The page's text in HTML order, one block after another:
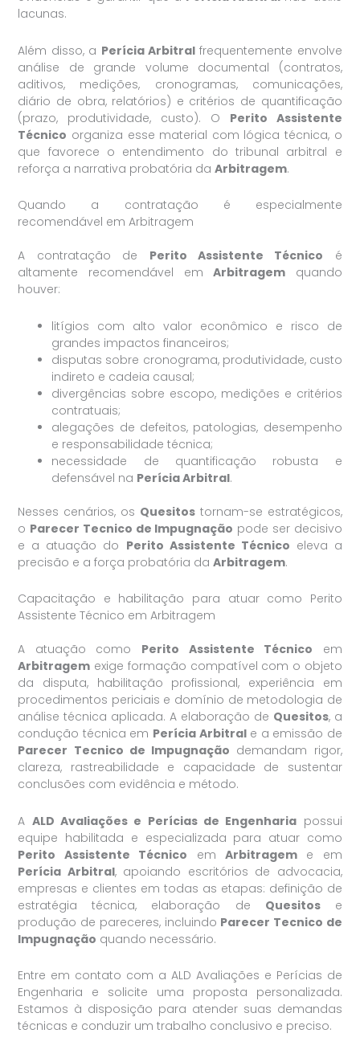
lacunas.
Além disso, a Perícia Arbitralfrequentemente envolve
análise de grande volume documental (contratos,
aditivos, medições, cronogramas, comunicações,
diário de obra, relatórios) e critérios de quantificação
(prazo, produtividade, custo). O Perito Assistente
Técnico organiza esse material com lógica técnica, o
que favorece o entendimento do tribunal arbitral e
reforça a narrativa probatória daArbitragem.
Quando a contratação é especialmente
recomendável em Arbitragem
A contratação de Perito Assistente Técnico é
altamente recomendável emArbitragem quando
houver:
litígios com alto valor econômico e risco de
grandes impactos financeiros;
disputas sobre cronograma, produtividade, custo
indireto e cadeia causal;
divergências sobre escopo, medições e critérios
contratuais;
alegações de defeitos, patologias, desempenho
e responsabilidade técnica;
necessidade de quantificação robusta e
defensável na Perícia Arbitral.
Nesses cenários, os Quesitostornam-se estratégicos,
o Parecer Tecnico de Impugnação pode ser decisivo
e a atuação do Perito Assistente Técnico eleva a
precisão e a força probatória daArbitragem.
Capacitação e habilitação para atuar como Perito
Assistente Técnico em Arbitragem
A atuação como Perito Assistente Técnico em
Arbitragem exige formação compatível com o objeto
da disputa, habilitação profissional, experiência em
procedimentos periciais e domínio de metodologia de
análise técnica aplicada. A elaboração de Quesitos, a
condução técnica em Perícia Arbitrale a emissão de
Parecer Tecnico de Impugnação demandam rigor,
clareza, rastreabilidade e capacidade de sustentar
conclusões com evidência e método.
A ALD Avaliações e Perícias de Engenharia possui
equipe habilitada e especializada para atuar como
Perito Assistente Técnico em Arbitrageme em
Perícia Arbitral, apoiando escritórios de advocacia,
empresas e clientes em todas as etapas: definição de
estratégia técnica, elaboração de Quesitose
produção de pareceres, incluindo Parecer Tecnico de
Impugnação quando necessário.
Entre em contato com a ALD Avaliações e Perícias de
Engenharia e solicite uma proposta personalizada.
Estamos à disposição para atender suas demandas
técnicas e conduzir um trabalho conclusivo e preciso.